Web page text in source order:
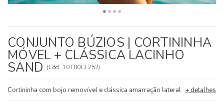
CONJUNTO BÚZIOS | CORTININHA
MÓVEL + CLÁSSICA LACINHO
SAND (Cód. 10T80CL252)
Cortininha com bojo removível e clássica amarração lateral + detalhes